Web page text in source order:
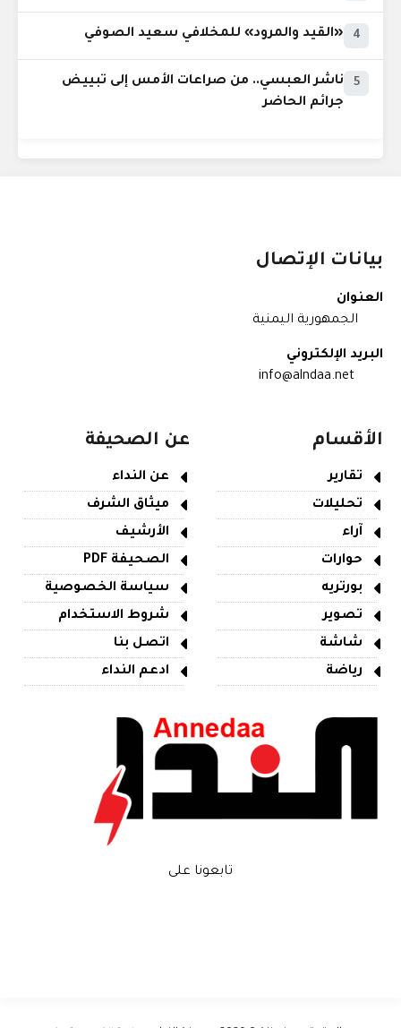
4 «القيد والمرود» للمخلافي سعيد الصوفي
5
ناشر العبسي.. من صراعات الأمس إلى تبييض
جرائم الحاضر
بيانات الإتصال
العنوان
الجمهورية اليمنية
البريد الإلكتروني
info@alndaa.net
الأقسام
تقارير
تحليلات
آراء
حوارات
بورتريه
تصوير
شاشة
رياضة
عن الصحيفة
عن النداء
ميثاق الشرف
الأرشيف
الصحيفة PDF
سياسة الخصوصية
شروط الاستخدام
اتصل بنا
ادعم النداء
تابعونا على